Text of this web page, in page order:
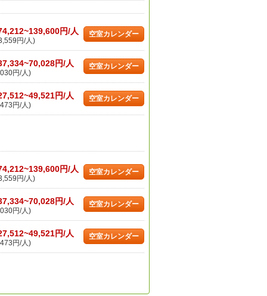
円/人
円/人)
空室カレンダー
円/人
円/人)
空室カレンダー
円/人
円/人)
空室カレンダー
円/人
円/人)
空室カレンダー
円/人
円/人)
空室カレンダー
円/人
円/人)
空室カレンダー